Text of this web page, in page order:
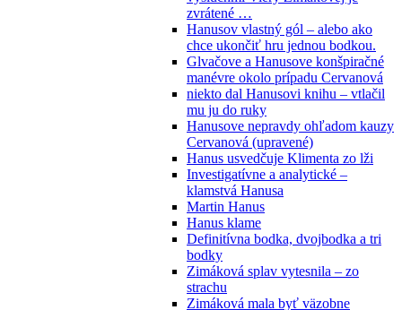
zvrátené …
Hanusov vlastný gól – alebo ako
chce ukončiť hru jednou bodkou.
Glvačove a Hanusove konšpiračné
manévre okolo prípadu Cervanová
niekto dal Hanusovi knihu – vtlačil
mu ju do ruky
Hanusove nepravdy ohľadom kauzy
Cervanová (upravené)
Hanus usvedčuje Klimenta zo lži
Investigatívne a analytické –
klamstvá Hanusa
Martin Hanus
Hanus klame
Definitívna bodka, dvojbodka a tri
bodky
Zimáková splav vytesnila – zo
strachu
Zimáková mala byť väzobne